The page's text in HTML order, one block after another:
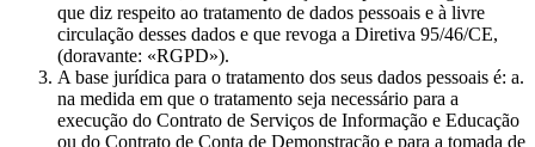
que diz respeito ao tratamento de dados pessoais e à livre
circulação desses dados e que revoga a Diretiva 95/46/CE,
(doravante: «RGPD»).
A base jurídica para o tratamento dos seus dados pessoais é: a.
na medida em que o tratamento seja necessário para a
execução do Contrato de Serviços de Informação e Educação
ou do Contrato de Conta de Demonstração e para a tomada de